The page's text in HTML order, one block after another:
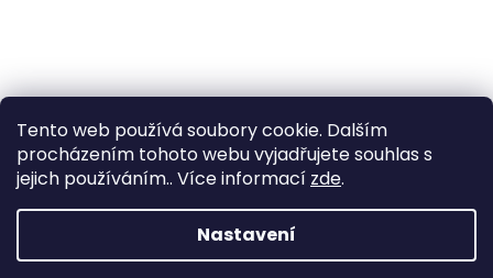
Tento web používá soubory cookie. Dalším
procházením tohoto webu vyjadřujete souhlas s
jejich používáním.. Více informací zde.
Nastavení
Sledovat na Instagramu
Vytvořil Shoptet